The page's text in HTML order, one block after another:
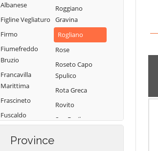
Albanese
Figline Vegliaturo
Firmo
Fiumefreddo
Bruzio
Francavilla
Marittima
Frascineto
Fuscaldo
Grisolia
Roggiano
Gravina
Rogliano
Rose
Roseto Capo
Spulico
Rota Greca
Rovito
San Basile
Province